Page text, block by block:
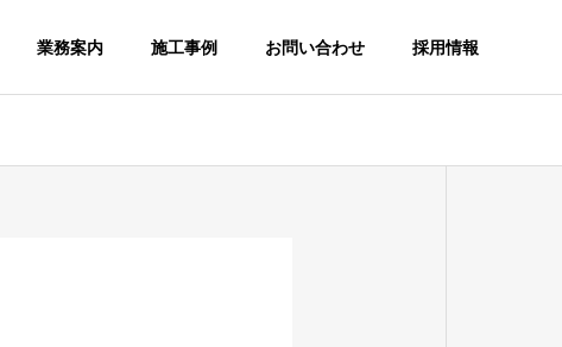
業務案内 施工事例 お問い合わせ 採用情報